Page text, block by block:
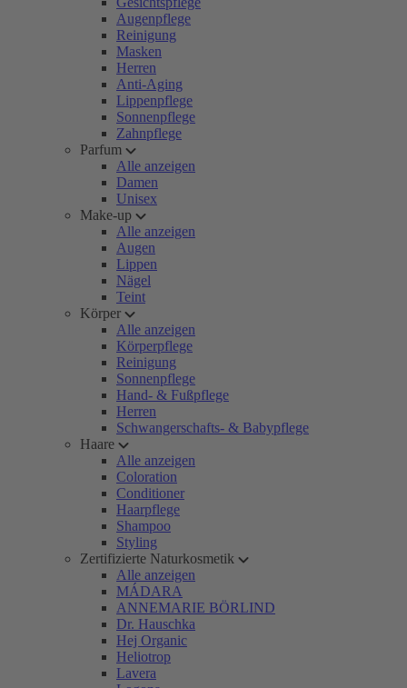
Augenpflege
Reinigung
Masken
Herren
Anti-Aging
Lippenpflege
Sonnenpflege
Zahnpflege
Parfum
Alle anzeigen
Damen
Unisex
Make-up
Alle anzeigen
Augen
Lippen
Nägel
Teint
Körper
Alle anzeigen
Körperpflege
Reinigung
Sonnenpflege
Hand- & Fußpflege
Herren
Schwangerschafts- & Babypflege
Haare
Alle anzeigen
Coloration
Conditioner
Haarpflege
Shampoo
Styling
Zertifizierte Naturkosmetik
Alle anzeigen
MÁDARA
ANNEMARIE BÖRLIND
Dr. Hauschka
Hej Organic
Heliotrop
Lavera